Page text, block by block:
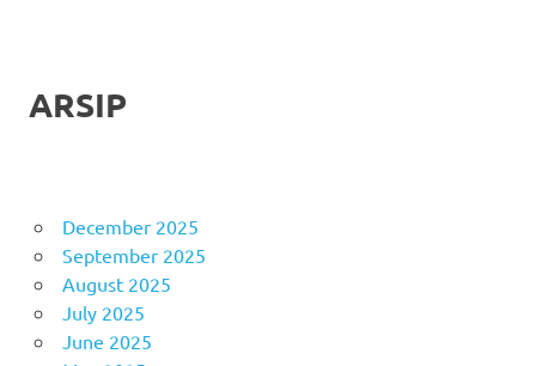
ARSIP
December 2025
September 2025
August 2025
July 2025
June 2025